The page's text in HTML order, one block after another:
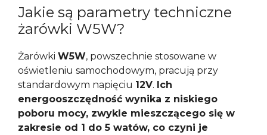
Jakie są parametry techniczne
żarówki W5W?
Żarówki W5W, powszechnie stosowane w
oświetleniu samochodowym, pracują przy
standardowym napięciu 12V. Ich
energooszczędność wynika z niskiego
poboru mocy, zwykle mieszczącego się w
zakresie od 1 do 5 watów, co czyni je